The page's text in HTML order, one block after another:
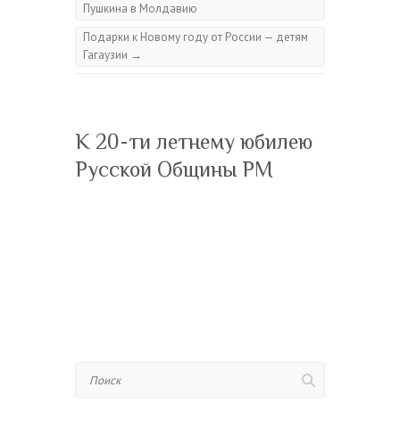
Пушкина в Молдавию
Подарки к Новому году от России — детям
Гагаузии →
К 20-ти летнему юбилею
Русской Общины РМ